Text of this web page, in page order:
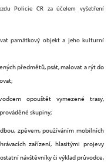
Policie ČR za účelem vyšetření
památkový objekt a jeho kulturní
předmětů, psát, malovat a rýt do
opouštět vymezené trasy,
skupiny;
zpěvem, používáním mobilních
zařízení, hlasitými projevy
návštěvníky či výklad průvodce,